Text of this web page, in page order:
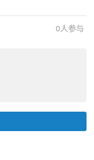
产汽水安全阀、止回
阀、高温高压国产阀门
0人参与